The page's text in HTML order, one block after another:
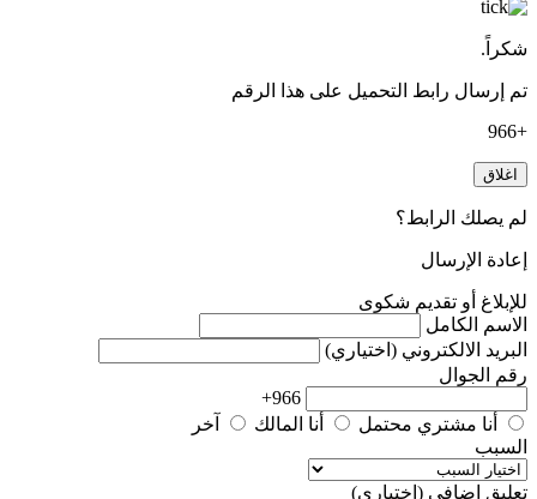
شكراً.
تم إرسال رابط التحميل على هذا الرقم
+966
اغلاق
لم يصلك الرابط؟
إعادة الإرسال
للإبلاغ أو تقديم شكوى
الاسم الكامل
البريد الالكتروني (اختياري)
رقم الجوال
966+
أنا مشتري محتمل
أنا المالك
آخر
السبب
تعليق اضافي (اختياري)